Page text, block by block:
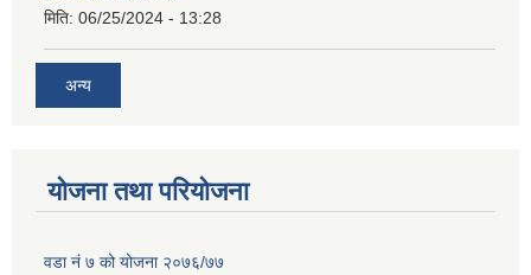
मिति: 06/25/2024 - 13:28
अन्य
योजना तथा परियोजना
वडा नं ७ को योजना २०७६/७७